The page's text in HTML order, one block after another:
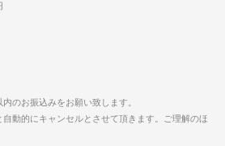
のお振込みをお願い致します。
動的にキャンセルとさせて頂きます。ご理解のほ